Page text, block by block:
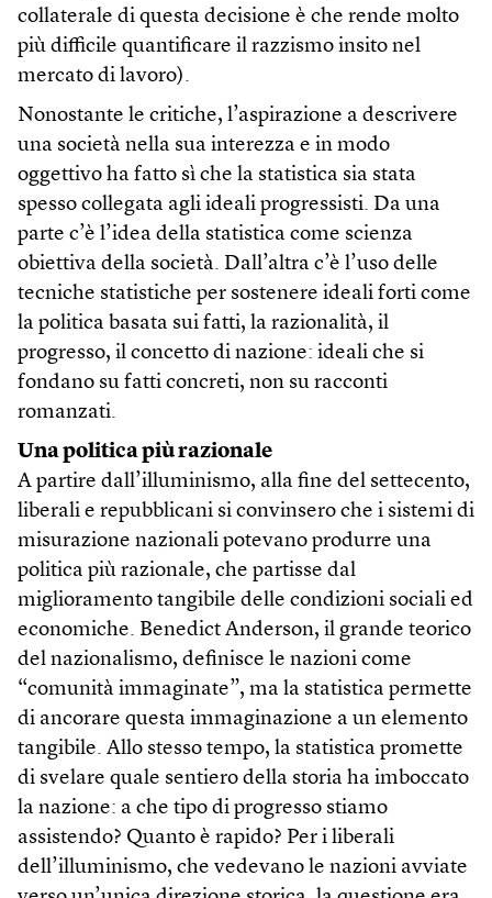
collaterale di questa decisione è che rende molto
più difficile quantificare il razzismo insito nel
mercato di lavoro).
Nonostante le critiche, l’aspirazione a descrivere
una società nella sua interezza e in modo
oggettivo ha fatto sì che la statistica sia stata
spesso collegata agli ideali progressisti. Da una
parte c’è l’idea della statistica come scienza
obiettiva della società. Dall’altra c’è l’uso delle
tecniche statistiche per sostenere ideali forti come
la politica basata sui fatti, la razionalità, il
progresso, il concetto di nazione: ideali che si
fondano su fatti concreti, non su racconti
romanzati.
Una politica più razionale
A partire dall’illuminismo, alla fine del settecento,
liberali e repubblicani si convinsero che i sistemi di
misurazione nazionali potevano produrre una
politica più razionale, che partisse dal
miglioramento tangibile delle condizioni sociali ed
economiche. Benedict Anderson, il grande teorico
del nazionalismo, definisce le nazioni come
“comunità immaginate”, ma la statistica permette
di ancorare questa immaginazione a un elemento
tangibile. Allo stesso tempo, la statistica promette
di svelare quale sentiero della storia ha imboccato
la nazione: a che tipo di progresso stiamo
assistendo? Quanto è rapido? Per i liberali
dell’illuminismo, che vedevano le nazioni avviate